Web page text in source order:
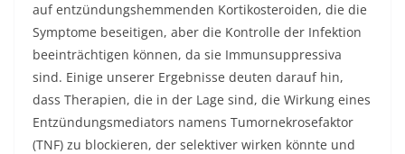
auf entzündungshemmenden Kortikosteroiden, die die
Symptome beseitigen, aber die Kontrolle der Infektion
beeinträchtigen können, da sie Immunsuppressiva
sind. Einige unserer Ergebnisse deuten darauf hin,
dass Therapien, die in der Lage sind, die Wirkung eines
Entzündungsmediators namens Tumornekrosefaktor
(TNF) zu blockieren, der selektiver wirken könnte und